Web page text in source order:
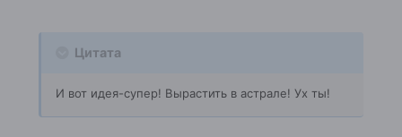
Цитата
И вот идея-супер! Вырастить в астрале! Ух ты!